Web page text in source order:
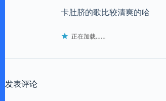
卡肚脐的歌比较清爽的哈
正在加载……
发表评论